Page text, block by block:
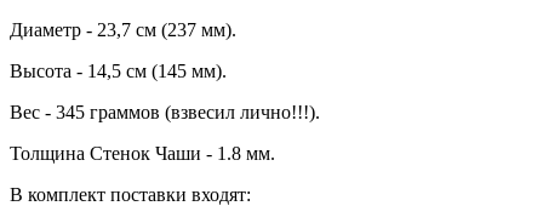
Диаметр - 23,7 см (237 мм).
Высота - 14,5 см (145 мм).
Вес - 345 граммов (взвесил лично!!!).
Толщина Стенок Чаши - 1.8 мм.
В комплект поставки входят: